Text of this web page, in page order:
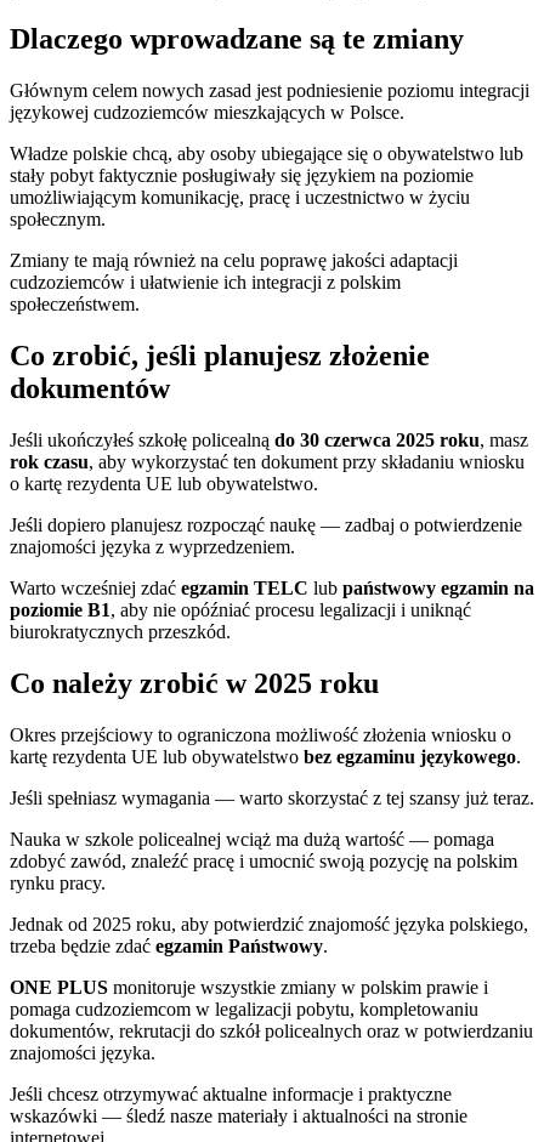
Dlaczego wprowadzane są te zmiany
Głównym celem nowych zasad jest podniesienie poziomu integracji
językowej cudzoziemców mieszkających w Polsce.
Władze polskie chcą, aby osoby ubiegające się o obywatelstwo lub
stały pobyt faktycznie posługiwały się językiem na poziomie
umożliwiającym komunikację, pracę i uczestnictwo w życiu
społecznym.
Zmiany te mają również na celu poprawę jakości adaptacji
cudzoziemców i ułatwienie ich integracji z polskim
społeczeństwem.
Co zrobić, jeśli planujesz złożenie
dokumentów
Jeśli ukończyłeś szkołę policealną do 30 czerwca 2025 roku, masz
rok czasu, aby wykorzystać ten dokument przy składaniu wniosku
o kartę rezydenta UE lub obywatelstwo.
Jeśli dopiero planujesz rozpocząć naukę — zadbaj o potwierdzenie
znajomości języka z wyprzedzeniem.
Warto wcześniej zdać egzamin TELC lub państwowy egzamin na
poziomie B1, aby nie opóźniać procesu legalizacji i uniknąć
biurokratycznych przeszkód.
Co należy zrobić w 2025 roku
Okres przejściowy to ograniczona możliwość złożenia wniosku o
kartę rezydenta UE lub obywatelstwo bez egzaminu językowego.
Jeśli spełniasz wymagania — warto skorzystać z tej szansy już teraz.
Nauka w szkole policealnej wciąż ma dużą wartość — pomaga
zdobyć zawód, znaleźć pracę i umocnić swoją pozycję na polskim
rynku pracy.
Jednak od 2025 roku, aby potwierdzić znajomość języka polskiego,
trzeba będzie zdać egzamin Państwowy.
ONE PLUS monitoruje wszystkie zmiany w polskim prawie i
pomaga cudzoziemcom w legalizacji pobytu, kompletowaniu
dokumentów, rekrutacji do szkół policealnych oraz w potwierdzaniu
znajomości języka.
Jeśli chcesz otrzymywać aktualne informacje i praktyczne
wskazówki — śledź nasze materiały i aktualności na stronie
internetowej.